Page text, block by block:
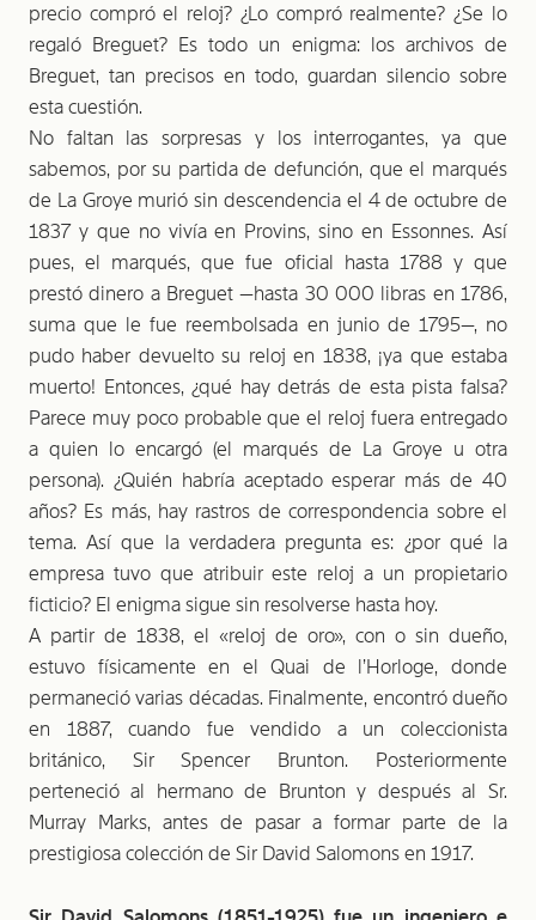
precio compró el reloj? ¿Lo compró realmente? ¿Se lo
regaló Breguet? Es todo un enigma: los archivos de
Breguet, tan precisos en todo, guardan silencio sobre
esta cuestión.
No faltan las sorpresas y los interrogantes, ya que
sabemos, por su partida de defunción, que el marqués
de La Groye murió sin descendencia el 4 de octubre de
1837 y que no vivía en Provins, sino en Essonnes. Así
pues, el marqués, que fue oficial hasta 1788 y que
prestó dinero a Breguet —hasta 30 000 libras en 1786,
suma que le fue reembolsada en junio de 1795—, no
pudo haber devuelto su reloj en 1838, ¡ya que estaba
muerto! Entonces, ¿qué hay detrás de esta pista falsa?
Parece muy poco probable que el reloj fuera entregado
a quien lo encargó (el marqués de La Groye u otra
persona). ¿Quién habría aceptado esperar más de 40
años? Es más, hay rastros de correspondencia sobre el
tema. Así que la verdadera pregunta es: ¿por qué la
empresa tuvo que atribuir este reloj a un propietario
ficticio? El enigma sigue sin resolverse hasta hoy.
A partir de 1838, el «reloj de oro», con o sin dueño,
estuvo físicamente en el Quai de l’Horloge, donde
permaneció varias décadas. Finalmente, encontró dueño
en 1887, cuando fue vendido a un coleccionista
británico, Sir Spencer Brunton. Posteriormente
perteneció al hermano de Brunton y después al Sr.
Murray Marks, antes de pasar a formar parte de la
prestigiosa colección de Sir David Salomons en 1917.